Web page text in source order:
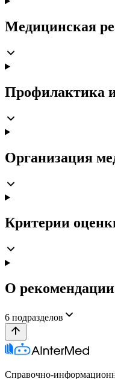
Медицинская
Профилактика
Организация
Критерии
О рекомендации
6 подразделов
Справочно-